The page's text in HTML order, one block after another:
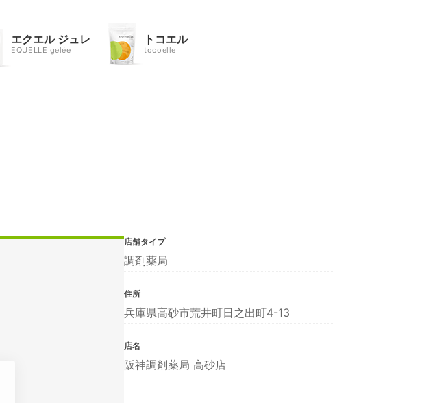
エクエル ジュレ
EQUELLE gelée
トコエル
tocoelle
店舗タイプ
調剤薬局
住所
兵庫県高砂市荒井町日之出町4-13
店名
阪神調剤薬局 高砂店